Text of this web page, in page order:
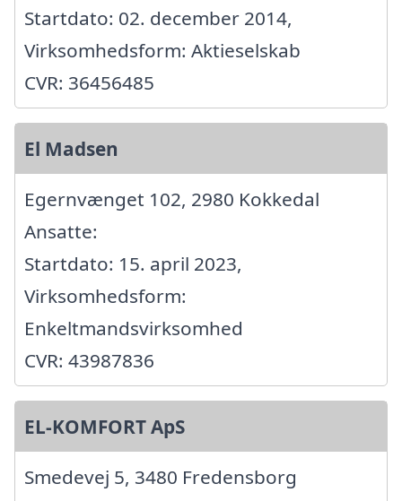
Startdato: 02. december 2014,
Virksomhedsform: Aktieselskab
CVR: 36456485
El Madsen
Egernvænget 102, 2980 Kokkedal
Ansatte:
Startdato: 15. april 2023,
Virksomhedsform:
Enkeltmandsvirksomhed
CVR: 43987836
EL-KOMFORT ApS
Smedevej 5, 3480 Fredensborg